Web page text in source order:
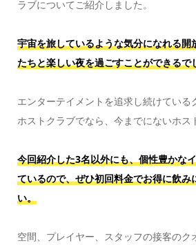
ラブについてご紹介しました。
宇宙を旅しているような気分になれる開
たちと楽しい夜を過ごすことができるで
エンターテイメントを追求し続けている
ホストクラブでなら、今までにないホス
今回紹介した3名以外にも、個性豊かな
ているので、ぜひ初回料金でお得に飲み
い。
空間、プレイヤー、スタッフの接客のク